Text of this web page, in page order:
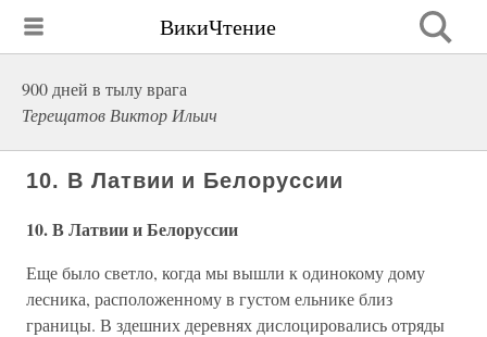
ВикиЧтение
900 дней в тылу врага
Терещатов Виктор Ильич
10. В Латвии и Белоруссии
10. В Латвии и Белоруссии
Еще было светло, когда мы вышли к одинокому дому
лесника, расположенному в густом ельнике близ
границы. В здешних деревнях дислоцировались отряды